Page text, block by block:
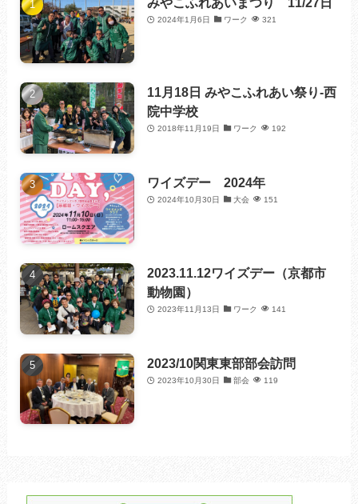
2024年1月6日 ワーク 321
11月18日 みやこふれあい祭り-西
院中学校
2018年11月19日 ワーク 192
ワイズデー 2024年
2024年10月30日 大会 151
2023.11.12ワイズデー（京都市
動物園）
2023年11月13日 ワーク 141
2023/10関東東部部会訪問
2023年10月30日 部会 119